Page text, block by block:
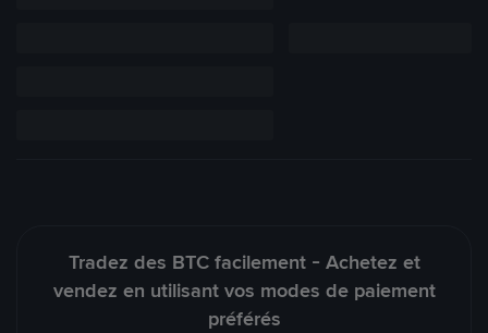
Tradez des BTC facilement - Achetez et
vendez en utilisant vos modes de paiement
préférés